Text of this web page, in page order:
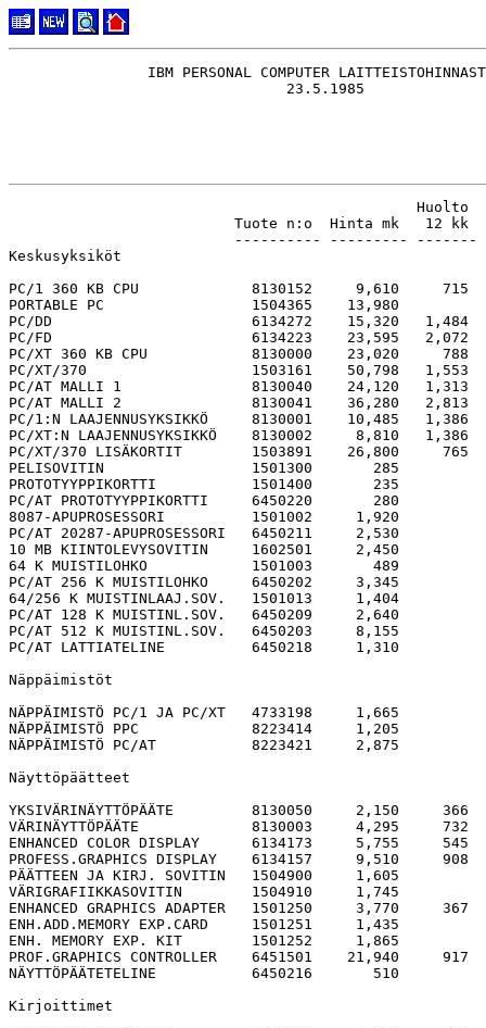
IBM PERSONAL COMPUTER
Huolto
Tuote n:o  Hinta mk   12 kk
---------- --------- -------
Keskusyksiköt
PC/1 360 KB CPU             8130152     9,610     715
PORTABLE PC                 1504365    13,980
PC/DD                       6134272    15,320   1,484
PC/FD                       6134223    23,595   2,072
PC/XT 360 KB CPU            8130000    23,020     788
PC/XT/370                   1503161    50,798   1,553
PC/AT MALLI 1               8130040    24,120   1,313
PC/AT MALLI 2               8130041    36,280   2,813
PC/1:N LAAJENNUSYKSIKKÖ     8130001    10,485   1,386
PC/XT:N LAAJENNUSYKSIKKÖ    8130002     8,810   1,386
PC/XT/370 LISÄKORTIT        1503891    26,800     765
PELISOVITIN                 1501300       285
PROTOTYYPPIKORTTI           1501400       235
PC/AT PROTOTYYPPIKORTTI     6450220       280
8087-APUPROSESSORI          1501002     1,920
PC/AT 20287-APUPROSESSORI   6450211     2,530
10 MB KIINTOLEVYSOVITIN     1602501     2,450
64 K MUISTILOHKO            1501003       489
PC/AT 256 K MUISTILOHKO     6450202     3,345
64/256 K MUISTINLAAJ.SOV.   1501013     1,404
PC/AT 128 K MUISTINL.SOV.   6450209     2,640
PC/AT 512 K MUISTINL.SOV.   6450203     8,155
PC/AT LATTIATELINE          6450218     1,310
Näppäimistöt
NÄPPÄIMISTÖ PC/1 JA PC/XT   4733198     1,665
NÄPPÄIMISTÖ PPC             8223414     1,205
NÄPPÄIMISTÖ PC/AT           8223421     2,875
Näyttöpäätteet
YKSIVÄRINÄYTTÖPÄÄTE         8130050     2,150     366
VÄRINÄYTTÖPÄÄTE             8130003     4,295     732
ENHANCED COLOR DISPLAY      6134173     5,755     545
PROFESS.GRAPHICS DISPLAY    6134157     9,510     908
PÄÄTTEEN JA KIRJ. SOVITIN   1504900     1,605
VÄRIGRAFIIKKASOVITIN        1504910     1,745
ENHANCED GRAPHICS ADAPTER   1501250     3,770
ENH.ADD.MEMORY EXP.CARD     1501251     1,435
ENH. MEMORY EXP. KIT        1501252     1,865
PROF.GRAPHICS CONTROLLER    6451501    21,940     917
NÄYTTÖPÄÄTETELINE           6450216       510
Kirjoittimet